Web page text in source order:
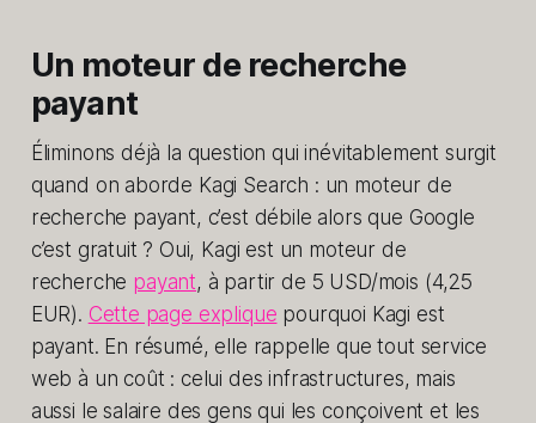
Un moteur de recherche
payant
Éliminons déjà la question qui inévitablement surgit
quand on aborde Kagi Search : un moteur de
recherche payant, c’est débile alors que Google
c’est gratuit ? Oui, Kagi est un moteur de
recherche payant, à partir de 5 USD/mois (4,25
EUR). Cette page explique pourquoi Kagi est
payant. En résumé, elle rappelle que tout service
web à un coût : celui des infrastructures, mais
aussi le salaire des gens qui les conçoivent et les